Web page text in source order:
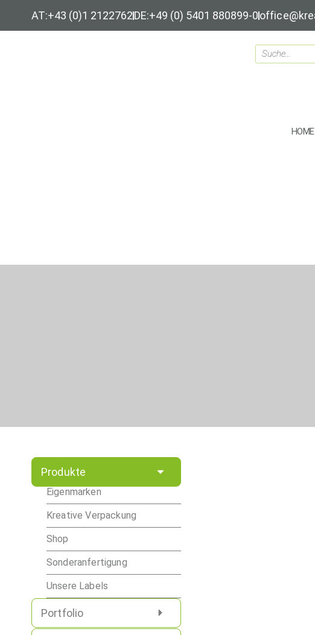
AT:+43 (0)1 2122762DE:+49 (0) 5401 880899-0
HOME
Produkte
Eigenmarken
Kreative Verpackung
Shop
Sonderanfertigung
Unsere Labels
Portfolio